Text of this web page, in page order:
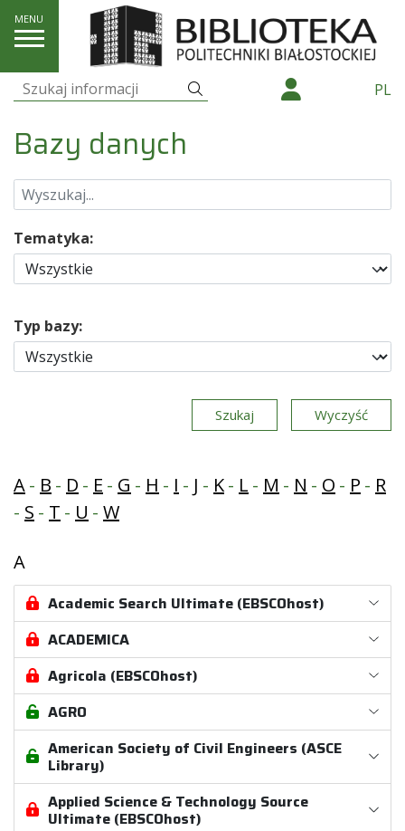
Szukaj: PL
E-zasoby Bazy danych
Bazy danych
Tematyka:
Typ bazy:
Szukaj Wyczyść
A B D E G H I J K L M N O P
R
S
T U W
A
Academic Search Ultimate (EBSCOhost)
ACADEMICA
Agricola (EBSCOhost)
AGRO
American Society of Civil Engineers (ASCE
Library)
Applied Science & Technology Source
Ultimate (EBSCOhost)